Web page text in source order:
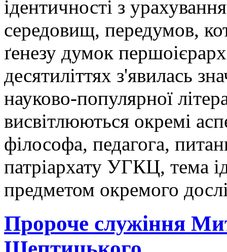
ідентичності з
середовищ, передумов,
ґенезу думок
десятиліттях з'явилась
науково-популярної
висвітлюються окремі
філософа, педагога,
патріархату УГКЦ, тема
предметом окремого
Пророче служіння